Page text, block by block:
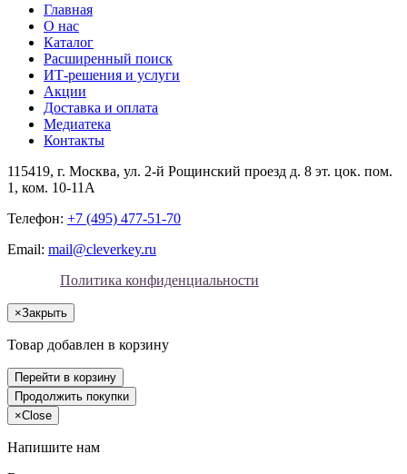
Главная
О нас
Каталог
Расширенный поиск
ИТ-решения и услуги
Акции
Доставка и оплата
Медиатека
Контакты
115419, г. Москва, ул. 2-й Рощинский проезд д. 8 эт. цок. пом.
1, ком. 10-11А
Телефон: +7 (495) 477-51-70
Email: mail@cleverkey.ru
Политика конфиденциальности
×Закрыть
Товар добавлен в корзину
Перейти в корзину
Продолжить покупки
×Close
Напишите нам